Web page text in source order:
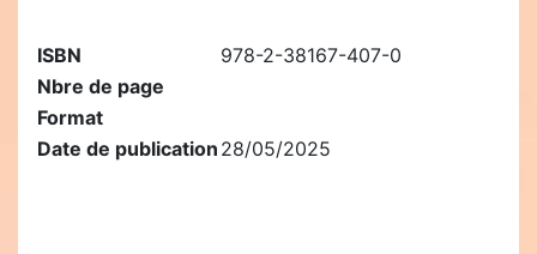
ISBN
978-2-38167-407-0
Nbre de page
Format
Date de publication 28/05/2025